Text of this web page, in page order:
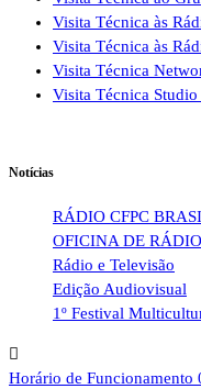
Visita Técnica às
Visita Técnica às
Visita Técnica
Visita Técnica
Notícias
RÁDIO CFPC
OFICINA DE RÁDIO
Rádio e Televisão
Edição Audiovisual
1º Festival
Horário de Funcionamento